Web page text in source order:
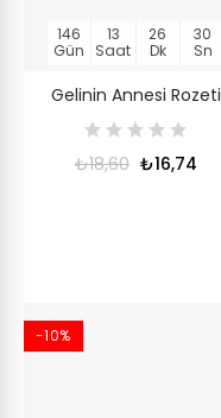
146
Gün
13
Saat
26
Dk
30
Sn
Gelinin Annesi Rozeti
₺18,60 ₺16,74
-10%